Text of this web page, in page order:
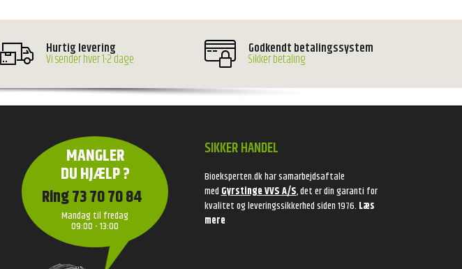
Hurtig levering
Vi sender hver 1-2 dage
Godkendt betalingssystem
Sikker betaling
MANGLER
DU HJÆLP ?
Ring 73 70 70 84
Mandag til fredag
09:00 - 13:00
SIKKER HANDEL
Bioeksperten.dk har samarbejdsaftale
medGyrstinge VVS A/S, det er din garanti for
kvalitet og leveringssikkerhed siden 1976. Læs
mere